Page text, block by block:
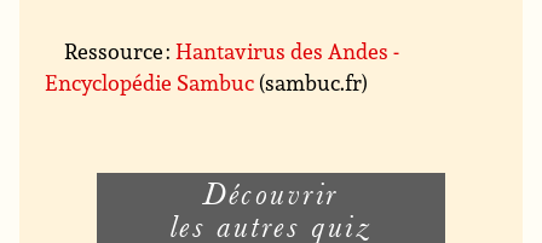
Ressource :Hantavirus des Andes -
Encyclopédie Sambuc (sambuc.fr)
Découvrir
les autres quiz